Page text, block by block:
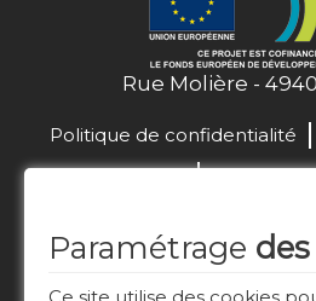
Paramétrage
Rue Molière -
Politique de confidentialité
La Ville recrute !
Plan de
Marchés